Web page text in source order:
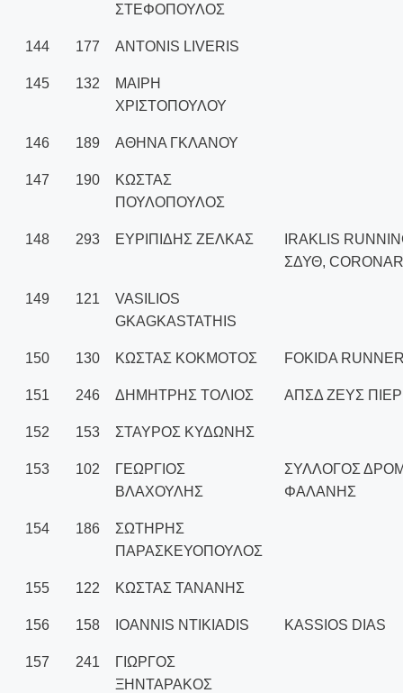
ΣΤΕΦΟΠΟΥΛΟΣ
144 177 ANTONIS LIVERIS
145 132
ΜΑΙΡΗ
ΧΡΙΣΤΟΠΟΥΛΟΥ
146 189 ΑΘΗΝΑ ΓΚΛΑΝΟΥ
147 190
ΚΩΣΤΑΣ
ΠΟΥΛΟΠΟΥΛΟΣ
148 293 ΕΥΡΙΠΙΔΗΣ ΖΕΛΚΑΣ
IRAKLIS
ΣΔΥΘ,
149 121
VASILIOS
GKAGKASTATHIS
150 130 ΚΩΣΤΑΣ ΚΟΚΜΟΤΟΣ FOKIDA
151 246 ΔΗΜΗΤΡΗΣ ΤΟΛΙΟΣ ΑΠΣΔ ΖΕΥΣ
152 153 ΣΤΑΥΡΟΣ ΚΥΔΩΝΗΣ
153 102
ΓΕΩΡΓΙΟΣ
ΒΛΑΧΟΥΛΗΣ
ΣΥΛΛΟΓΟΣ
ΦΑΛΑΝΗΣ
154 186
ΣΩΤΗΡΗΣ
ΠΑΡΑΣΚΕΥΟΠΟΥΛΟΣ
155 122 ΚΩΣΤΑΣ ΤΑΝΑΝΗΣ
156 158 IOANNIS NTIKIADIS KASSIOS DIAS
157 241
ΓΙΩΡΓΟΣ
ΞΗΝΤΑΡΑΚΟΣ